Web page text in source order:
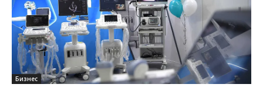
Бизнес